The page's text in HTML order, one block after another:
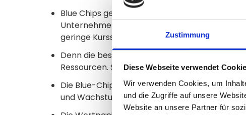
Zustimmung
Diese Webseite verwendet
Wir verwenden Cookies, um
und die Zugriffe auf unsere
Website an unsere Partner für
Blue Chips gehören in der Regel etablierten
Unternehmen oder Großkonzernen. Im
geringe Kursschwankungen.
Denn die besagten Unternehmen haben in der
Ressourcen. So bleiben sie auch in schwierigen
Die Blue-Chip-Unternehmen agieren noch
und Wachstumschancen.